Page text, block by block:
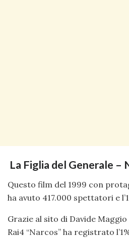
La Figlia del Generale –
Questo film del 1999 con
ha avuto 417.000 spettatori e
Grazie al sito di Davide
Rai4 “Narcos” ha registrato